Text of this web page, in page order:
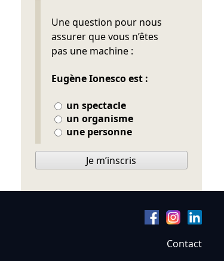
Une question pour nous
assurer que vous n’êtes
pas une machine :
Eugène Ionesco est :
un spectacle
un organisme
une personne
Ne pas remplir
Je m’inscris
Contact